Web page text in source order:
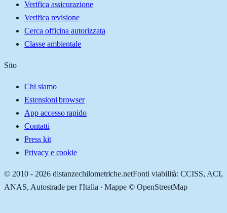
Verifica assicurazione
Verifica revisione
Cerca officina autorizzata
Classe ambientale
Sito
Chi siamo
Estensioni browser
App accesso rapido
Contatti
Press kit
Privacy e cookie
© 2010 - 2026 distanzechilometriche.netFonti viabilità: CCISS, ACI,
ANAS, Autostrade per l'Italia · Mappe © OpenStreetMap